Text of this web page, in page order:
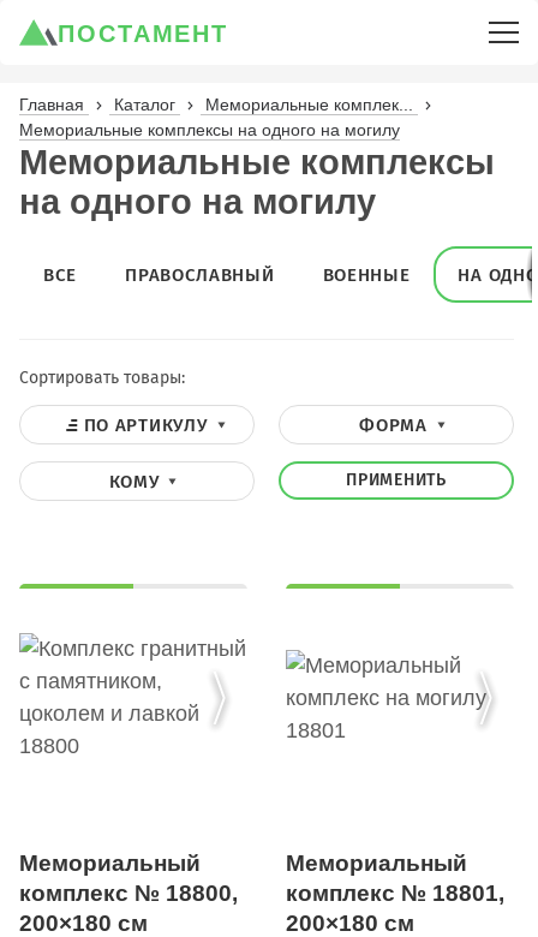
ПОСТАМЕНТ
Главная Каталог
Мемориальные комплек...
Мемориальные комплексы на одного на могилу
Мемориальные комплексы
на одного на могилу
ВСЕ ПРАВОСЛАВНЫЙ ВОЕННЫЕ НА
Сортировать товары:
ПО АРТИКУЛУ ФОРМА
КОМУ ПРИМЕНИТЬ
Мемориальный
комплекс № 18800,
200×180 см
Мемориальный
комплекс № 18801,
200×180 см